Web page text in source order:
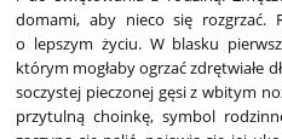
domami, aby nieco się rozgrzać.
o lepszym życiu. W blasku
którym mogłaby ogrzać zdrętwiałe
soczystej pieczonej gęsi z wbitym
przytulną choinkę, symbol